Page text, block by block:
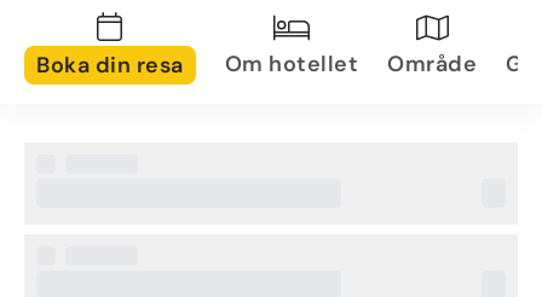
par med promenadavstånd till shopping,
restauranger och nöjen. Hotellet hette tidigare
Occidental Margaritas.
Boka din resa Om hotellet Område